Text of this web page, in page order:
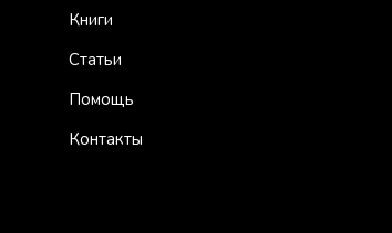
Книги
Статьи
Помощь
Контакты